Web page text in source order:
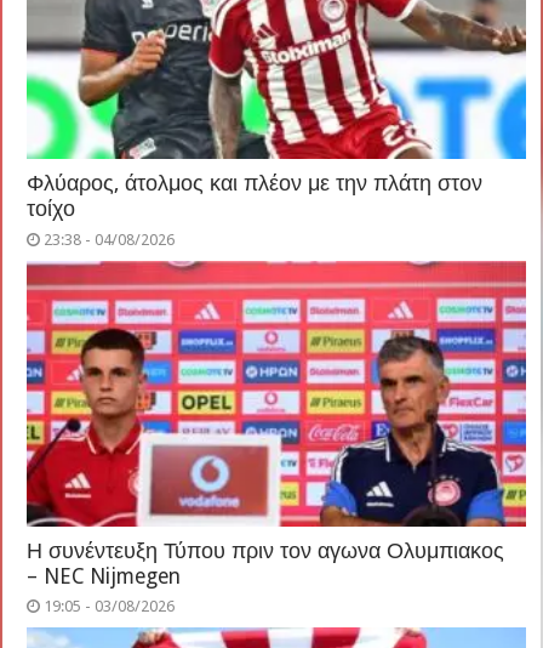
Φλύαρος, άτολμος και πλέον με την πλάτη στον
τοίχο
23:38 - 04/08/2026
Η συνέντευξη Τύπου πριν τον αγωνα Ολυμπιακος
– NEC Nijmegen
19:05 - 03/08/2026